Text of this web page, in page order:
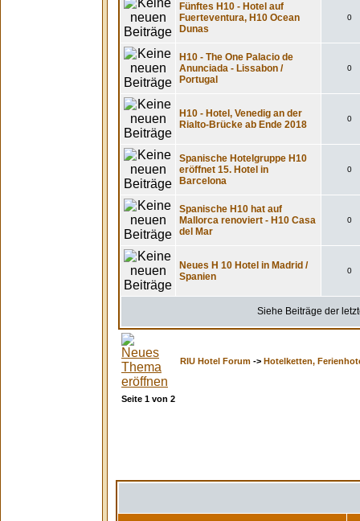
Fünftes H10 - Hotel auf
Fuerteventura, H10 Ocean
Dunas
0
H10 - The One Palacio de
Anunciada - Lissabon /
Portugal
0
H10 - Hotel, Venedig an der
Rialto-Brücke ab Ende 2018
0
Spanische Hotelgruppe H10
eröffnet 15. Hotel in
Barcelona
0
Spanische H10 hat auf
Mallorca renoviert - H10 Casa
del Mar
0
Neues H 10 Hotel in Madrid /
Spanien
0
Siehe Beiträge der
RIU Hotel Forum -> Hotelketten,
Seite 1 von 2